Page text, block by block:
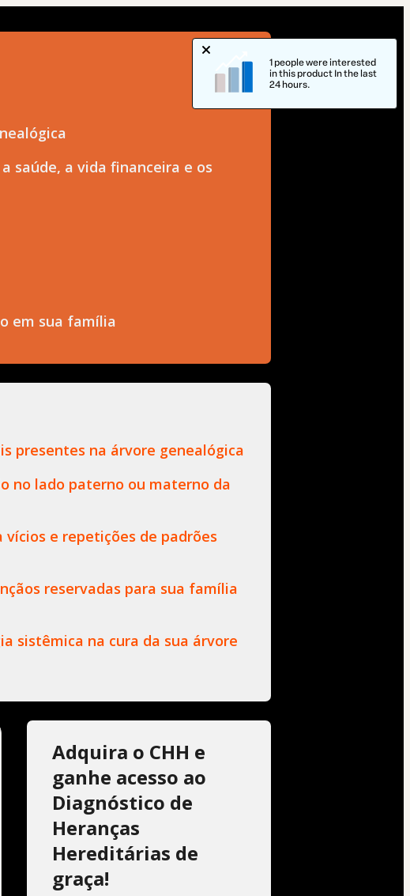
saúde, a vida financeira e os
em sua família
presentes na árvore genealógica
no lado paterno ou materno da
e repetições de padrões
reservadas para sua família
sistêmica na cura da sua árvore
Adquira o CHH e
ganhe acesso ao
Diagnóstico de
Heranças
Hereditárias de
graça!
1 people were interested
in this product In the last
24 hours.